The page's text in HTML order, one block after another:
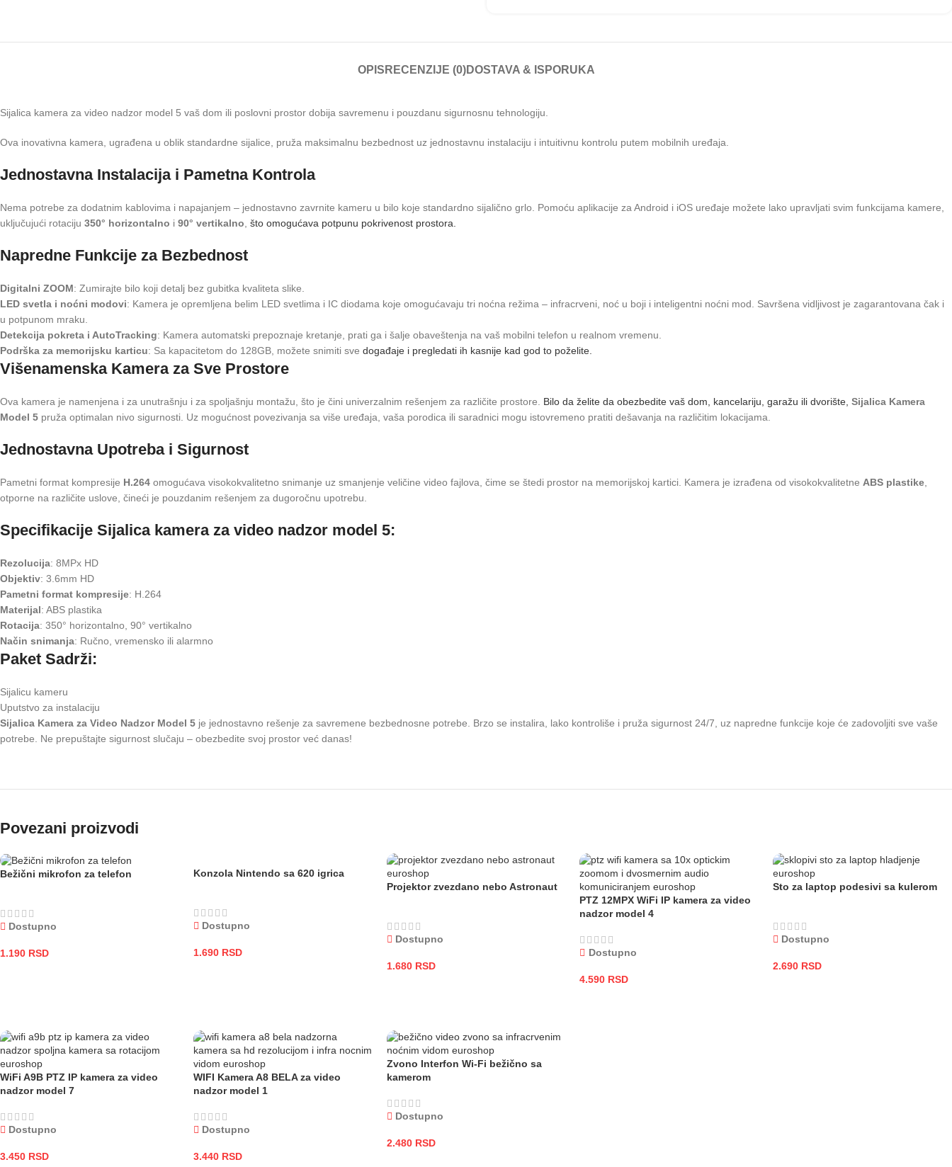
OPIS RECENZIJE (0)DOSTAVA & ISPORUKA
Sijalica kamera za video nadzor model 5 vaš dom ili poslovni prostor dobija savremenu i pouzdanu sigurnosnu tehnologiju.
Ova inovativna kamera, ugrađena u oblik standardne sijalice, pruža maksimalnu bezbednost uz jednostavnu instalaciju i intuitivnu kontrolu putem mobilnih uređaja.
Jednostavna Instalacija i Pametna Kontrola
Nema potrebe za dodatnim kablovima i napajanjem – jednostavno zavrnite kameru u bilo koje standardno sijalično grlo. Pomoću aplikacije za Android i iOS uređaje možete lako upravljati svim funkcijama kamere,
uključujući rotaciju 350° horizontalno i 90° vertikalno što omogućava potpunu pokrivenost prostora.
Napredne Funkcije za Bezbednost
Digitalni ZOOM: Zumirajte bilo koji detalj bez gubitka kvaliteta slike.
LED svetla i noćni modovi: Kamera je opremljena belim LED svetlima i IC diodama koje omogućavaju tri noćna režima – infracrveni, noć u boji i inteligentni noćni mod. Savršena vidljivost je zagarantovana čak i
u potpunom mraku.
Detekcija pokreta i AutoTracking: Kamera automatski prepoznaje kretanje, prati ga i šalje obaveštenja na vaš mobilni telefon u realnom vremenu.
Podrška za memorijsku karticu: Sa kapacitetom do 128GB, možete snimiti sve događaje i pregledati ih kasnije kad god to poželite.
Višenamenska Kamera za Sve Prostore
Ova kamera je namenjena i za unutrašnju i za spoljašnju montažu, što je čini univerzalnim rešenjem za različite prostore. Bilo da želite da obezbedite vaš dom, kancelariju, garažu ili dvorište, Sijalica Kamera
Model 5 pruža optimalan nivo sigurnosti. Uz mogućnost povezivanja sa više uređaja, vaša porodica ili saradnici mogu istovremeno pratiti dešavanja na različitim lokacijama.
Jednostavna Upotreba i Sigurnost
Pametni format kompresije H.264 omogućava visokokvalitetno snimanje uz smanjenje veličine video fajlova, čime se štedi prostor na memorijskoj kartici. Kamera je izrađena od visokokvalitetne ABS plastike
otporne na različite uslove, čineći je pouzdanim rešenjem za dugoročnu upotrebu.
Specifikacije Sijalica kamera za video nadzor model 5:
Rezolucija: 8MPx HD
Objektiv: 3.6mm HD
Pametni format kompresije: H.264
Materijal: ABS plastika
Rotacija: 350° horizontalno, 90° vertikalno
Način snimanja: Ručno, vremensko ili alarmno
Paket Sadrži:
Sijalicu kameru
Uputstvo za instalaciju
Sijalica Kamera za Video Nadzor Model 5 je jednostavno rešenje za savremene bezbednosne potrebe. Brzo se instalira, lako kontroliše i pruža sigurnost 24/7, uz napredne funkcije koje će zadovoljiti sve vaše
potrebe. Ne prepuštajte sigurnost slučaju – obezbedite svoj prostor već danas!
Povezani proizvodi
Bežični mikrofon za telefon
Dostupno
1.190 RSD
Konzola Nintendo sa 620 igrica
Dostupno
1.690 RSD
Projektor zvezdano nebo Astronaut
Dostupno
1.680 RSD
PTZ 12MPX WiFi IP kamera za video
nadzor model 4
Dostupno
4.590 RSD
Sto za laptop podesivi sa kulerom
Dostupno
2.690 RSD
WiFi A9B PTZ IP kamera za video
nadzor model 7
Dostupno
3.450 RSD
WIFI Kamera A8 BELA za video
nadzor model 1
Dostupno
3.440 RSD
Zvono Interfon Wi-Fi bežično sa
kamerom
Dostupno
2.480 RSD